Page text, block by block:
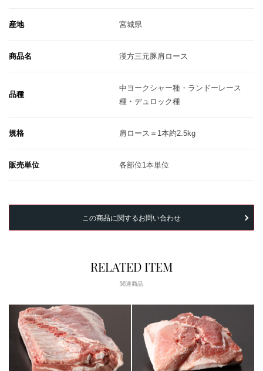
産地 宮城県
商品名 漢方三元豚肩ロース
品種
中ヨークシャー種・ランドーレース
種・デュロック種
規格 肩ロース＝1本約2.5kg
販売単位 各部位1本単位
この商品に関するお問い合わせ
RELATED ITEM
関連商品